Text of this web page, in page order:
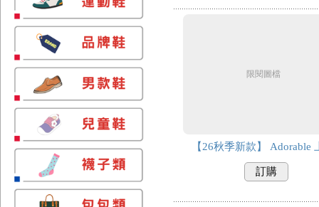
限閱圖檔
【26秋季新款】 Adorable
訂購